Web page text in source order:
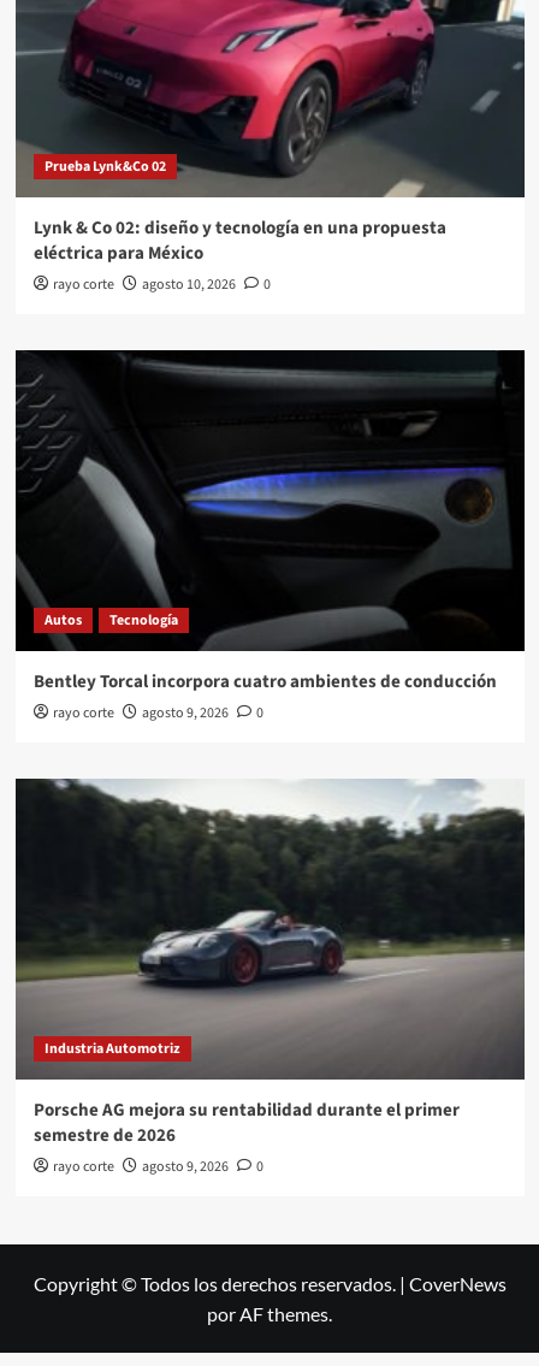
Prueba Lynk&Co 02
Lynk & Co 02: diseño y tecnología en una propuesta
eléctrica para México
rayo corte agosto 10, 2026 0
Autos Tecnología
Bentley Torcal incorpora cuatro ambientes de conducción
rayo corte agosto 9, 2026 0
Industria Automotriz
Porsche AG mejora su rentabilidad durante el primer
semestre de 2026
rayo corte agosto 9, 2026 0
Copyright © Todos los derechos reservados. | CoverNews
por AF themes.